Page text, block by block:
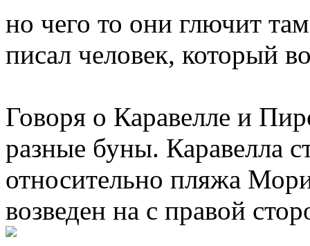
но чего то они глючит
писал человек, который
Говоря о Каравелле и
разные буны. Каравелла
относительно пляжа
возведен на с правой